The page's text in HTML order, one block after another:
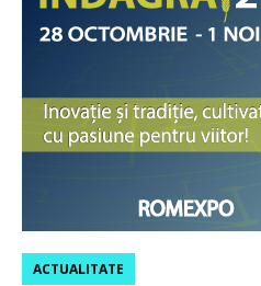
ACTUALITATE